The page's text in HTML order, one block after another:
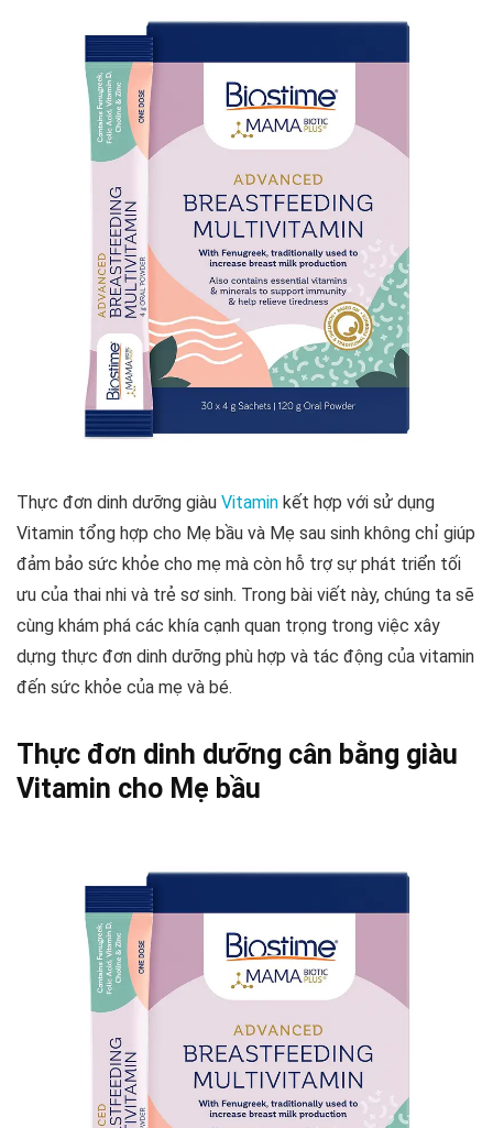
Thực đơn dinh dưỡng giàu Vitamin kết hợp với sử dụng
Vitamin tổng hợp cho Mẹ bầu và Mẹ sau sinh không chỉ giúp
đảm bảo sức khỏe cho mẹ mà còn hỗ trợ sự phát triển tối
ưu của thai nhi và trẻ sơ sinh. Trong bài viết này, chúng ta sẽ
cùng khám phá các khía cạnh quan trọng trong việc xây
dựng thực đơn dinh dưỡng phù hợp và tác động của vitamin
đến sức khỏe của mẹ và bé.
Thực đơn dinh dưỡng cân bằng giàu
Vitamin cho Mẹ bầu